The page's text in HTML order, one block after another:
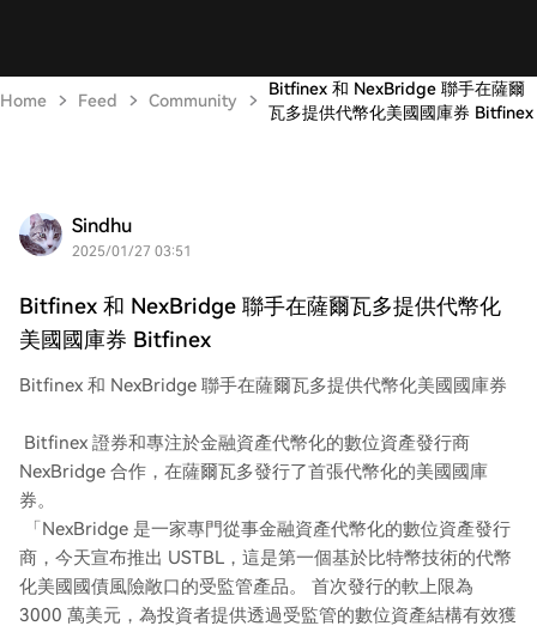
Home Feed Community
Bitfinex 和 NexBridge 聯手在薩爾
瓦多提供代幣化美國國庫券 Bitfinex
Sindhu
2025/01/27 03:51
Bitfinex 和 NexBridge 聯手在薩爾瓦多提供代幣化
美國國庫券 Bitfinex
Bitfinex 和 NexBridge 聯手在薩爾瓦多提供代幣化美國國庫券
Bitfinex 證券和專注於金融資產代幣化的數位資產發行商
NexBridge 合作，在薩爾瓦多發行了首張代幣化的美國國庫
券。
「NexBridge 是一家專門從事金融資產代幣化的數位資產發行
商，今天宣布推出 USTBL，這是第一個基於比特幣技術的代幣
化美國國債風險敞口的受監管產品。 首次發行的軟上限為
3000 萬美元，為投資者提供透過受監管的數位資產結構有效獲